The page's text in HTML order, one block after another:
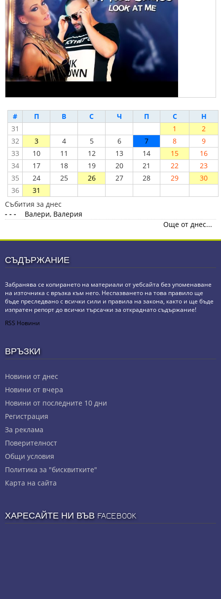
# П В С Ч П С
Н
31
1
2
32
3 4 5 6 7 8
9
33
10 11 12 13 14 15
16
34
17 18 19 20 21 22
23
35
24 25 26 27 28 29
30
36
31
Събития за днес
- - -
Валери, Валерия
Още от днес...
СЪДЪРЖАНИЕ
Забранява се копирането на материали от уебсайта без упоменаване
на източника с връзка към него. Неспазването на това правило ще
бъде преследвано с всички сили и правила на закона, както и ще бъде
изпратен репорт до всички търсачки за откраднато съдържание!
RSS Новини
ВРЪЗКИ
Новини от днес
Новини от вчера
Новини от последните 10 дни
Регистрация
За реклама
Πoвepитeлнocт
Общи условия
Политика за "бисквитките"
Карта на сайта
ХАРЕСАЙТЕ НИ ВЪВ FACEBOOK